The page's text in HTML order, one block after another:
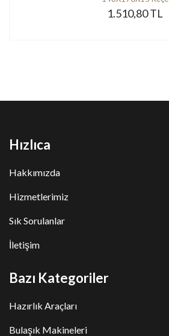
1.510,80 TL
Hızlıca
Hakkımızda
Hizmetlerimiz
Sık Sorulanlar
İletişim
Bazı Kategoriler
Hazırlık Araçları
Bulaşık Makineleri